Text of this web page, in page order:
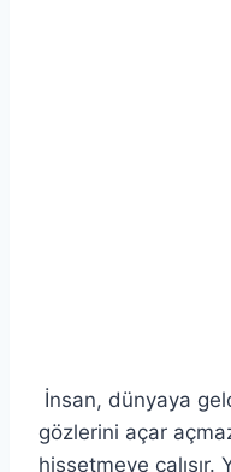
İnsan, dünyaya
gözlerini açar
hissetmeye